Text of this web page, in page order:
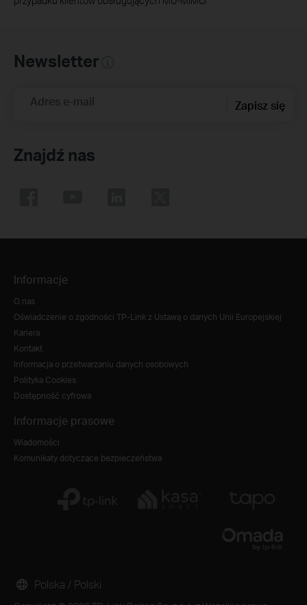
Newsletter
Adres e-mail Zapisz się
Znajdź nas
Informacje
O nas
Oświadczenie o zgodności TP-Link z Ustawą o danych Unii Europejskiej
Kariera
Kontakt
Informacja o przetwarzaniu danych osobowych
Polityka Cookies
Dostępność cyfrowa
Informacje prasowe
Wiadomości
Komunikaty dotyczące bezpieczeństwa
Polska / Polski